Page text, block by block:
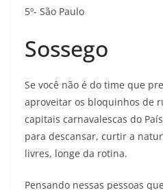
5º- São Paulo
Sossego
Se você não é do time que
aproveitar os bloquinhos de
capitais carnavalescas do
para descansar, curtir a
livres, longe da rotina.
Pensando nessas pessoas